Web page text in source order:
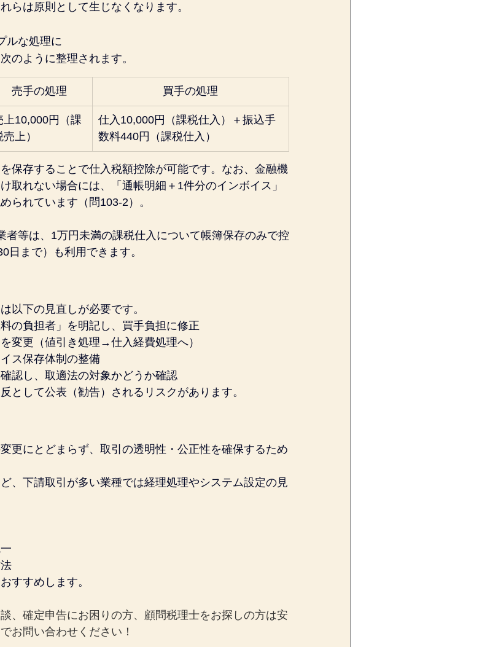
らは原則として生じなくなります。
ルな処理に
のように整理されます。
売手の処理 買手の処理
上10,000円（課
売上）
仕入10,000円（課税仕入）＋振込手
数料440円（課税仕入）
保存することで仕入税額控除が可能です。なお、金融機
取れない場合には、「通帳明細＋1件分のインボイス」
られています（問103-2）。
者等は、1万円未満の課税仕入について帳簿保存のみで控
日まで）も利用できます。
以下の見直しが必要です。
の負担者」を明記し、買手負担に修正
変更（値引き処理→仕入経費処理へ）
ス保存体制の整備
認し、取適法の対象かどうか確認
として公表（勧告）されるリスクがあります。
更にとどまらず、取引の透明性・公正性を確保するため
、下請取引が多い業種では経理処理やシステム設定の見
すすめします。
、確定申告にお困りの方、顧問税理士をお探しの方は安
お問い合わせください！